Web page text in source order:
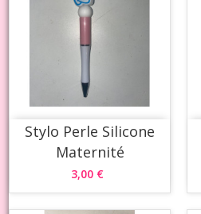
Stylo Perle Silicone
Maternité
3,00 €